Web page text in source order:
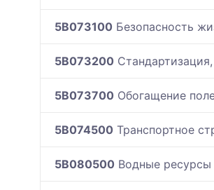
5B073100 Безопасность
5B073200
5B073700 Обогащение
5B074500 Транспортное
5B080500 Водные ресурсы